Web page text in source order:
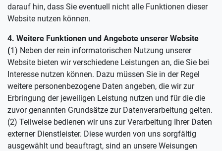
darauf hin, dass Sie eventuell nicht alle Funktionen dieser
Website nutzen können.
4. Weitere Funktionen und Angebote unserer Website
(1) Neben der rein informatorischen Nutzung unserer
Website bieten wir verschiedene Leistungen an, die Sie bei
Interesse nutzen können. Dazu müssen Sie in der Regel
weitere personenbezogene Daten angeben, die wir zur
Erbringung der jeweiligen Leistung nutzen und für die die
zuvor genannten Grundsätze zur Datenverarbeitung gelten.
(2) Teilweise bedienen wir uns zur Verarbeitung Ihrer Daten
externer Dienstleister. Diese wurden von uns sorgfältig
ausgewählt und beauftragt, sind an unsere Weisungen